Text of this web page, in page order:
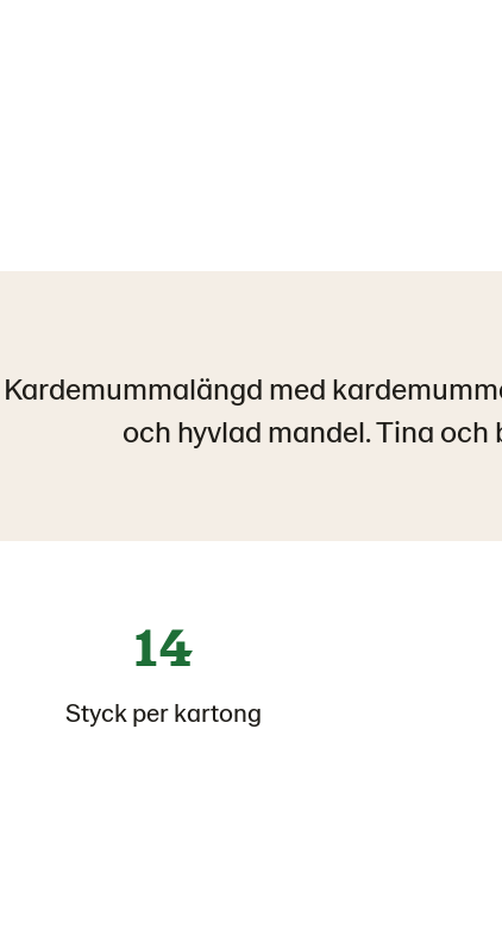
Kardemummalängd med
och hyvlad mandel. Tina
14
Styck per kartong